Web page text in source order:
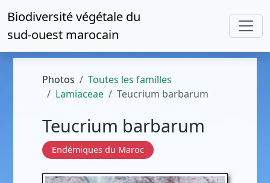
Biodiversité végétale du
sud-ouest marocain
Photos
Toutes les familles
Lamiaceae
Teucrium barbarum
Teucrium barbarum
Endémiques du Maroc